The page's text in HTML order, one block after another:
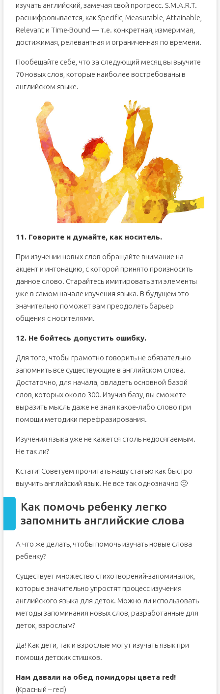
изучать английский, замечая свой прогресс. S.M.A.R.T.
расшифровывается, как Specific, Measurable, Attainable,
Relevant и Time-Bound — т.е. конкретная, измеримая,
достижимая, релевантная и ограниченная по времени.
Пообещайте себе, что за следующий месяц вы выучите
70 новых слов, которые наиболее востребованы в
английском языке.
11. Говорите и думайте, как носитель.
При изучении новых слов обращайте внимание на
акцент и интонацию, с которой принято произносить
данное слово. Старайтесь имитировать эти элементы
уже в самом начале изучения языка. В будущем это
значительно поможет вам преодолеть барьер
общения с носителями.
12. Не бойтесь допустить ошибку.
Для того, чтобы грамотно говорить не обязательно
запомнить все существующие в английском слова.
Достаточно, для начала, овладеть основной базой
слов, которых около 300. Изучив базу, вы сможете
выразить мысль даже не зная какое-либо слово при
помощи методики перефразирования.
Изучения языка уже не кажется столь недосягаемым.
Не так ли?
Кстати! Советуем прочитать нашу статью как быстро
выучить английский язык. Не все так однозначно 🙂
Как помочь ребенку легко
запомнить английские слова
А что же делать, чтобы помочь изучать новые слова
ребенку?
Существует множество стихотворений-запоминалок,
которые значительно упростят процесс изучения
английского языка для деток. Можно ли использовать
методы запоминания новых слов, разработанные для
деток, взрослым?
Да! Как дети, так и взрослые могут изучать язык при
помощи детских стишков.
Нам давали на обед помидоры цвета red!
(Красный – red)